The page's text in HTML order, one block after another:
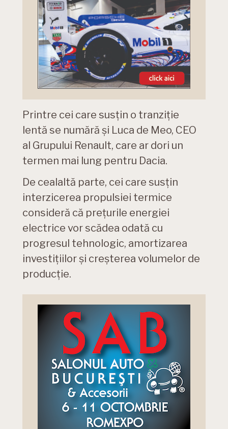
Printre cei care susțin o tranziție
lentă se numără și Luca de Meo, CEO
al Grupului Renault, care ar dori un
termen mai lung pentru Dacia.
De cealaltă parte, cei care susțin
interzicerea propulsiei termice
consideră că prețurile energiei
electrice vor scădea odată cu
progresul tehnologic, amortizarea
investițiilor și creșterea volumelor de
producție.